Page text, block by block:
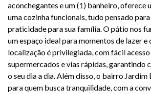
aconchegantes e um (1) banheiro, oferece
uma cozinha funcionais, tudo pensado
praticidade para sua família. O pátio nos
um espaço ideal para momentos de lazer e
localização é privilegiada, com fácil acesso
supermercados e vias rápidas, garantindo
o seu dia a dia. Além disso, o bairro
para quem busca tranquilidade, com a